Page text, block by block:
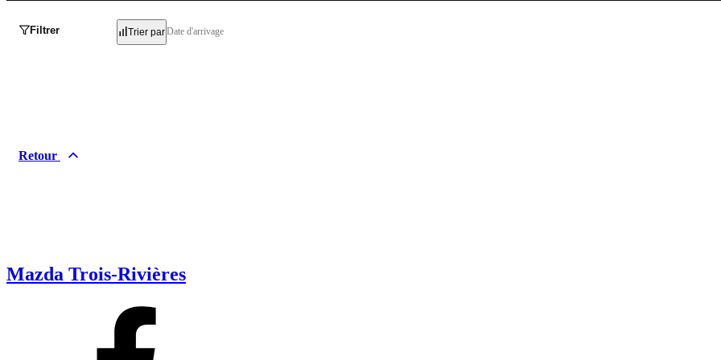
Filtrer Trier parDate d'arrivage
Retour
Mazda Trois-Rivières